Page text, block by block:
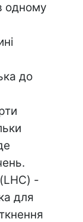
одному
до
-
для